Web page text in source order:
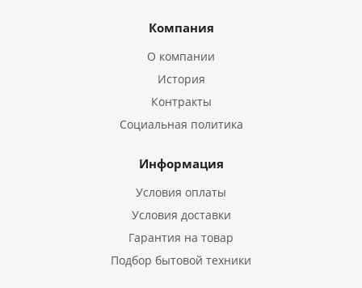
Компания
О компании
История
Контракты
Социальная политика
Информация
Условия оплаты
Условия доставки
Гарантия на товар
Подбор бытовой техники